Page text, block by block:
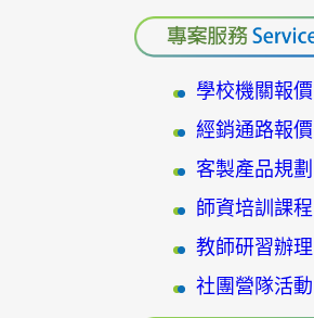
學校機關報價
經銷通路報價
客製產品規劃
師資培訓課程
教師研習辦理
社團營隊活動